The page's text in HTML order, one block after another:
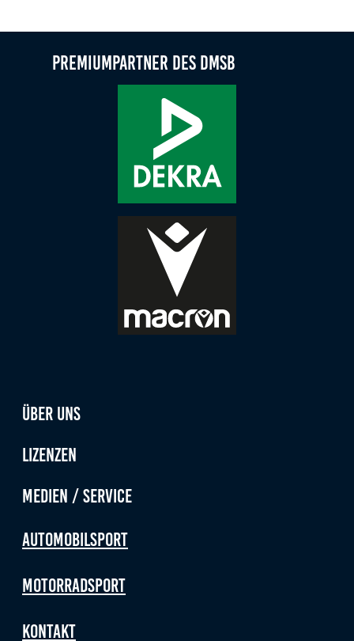
Premiumpartner des DMSB
Über uns
Lizenzen
Medien / Service
Automobilsport
Motorradsport
Kontakt